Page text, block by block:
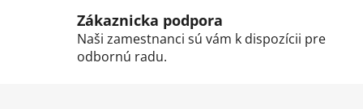
v
ý
Zákaznicka podpora
Naši zamestnanci sú vám k dispozícii pre
odbornú radu.